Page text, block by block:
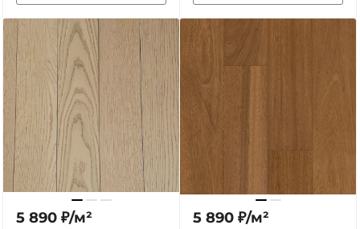
5 890 ₽/м² 5 890 ₽/м²